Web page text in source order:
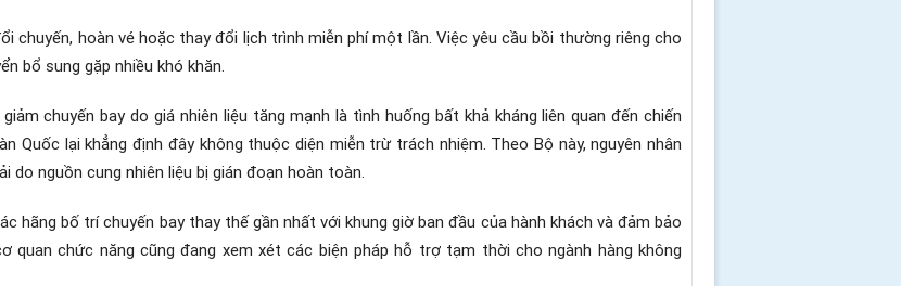
chuyến, hoàn vé hoặc thay đổi lịch trình miễn phí một lần. Việc yêu cầu bồi thường riêng cho
bổ sung gặp nhiều khó khăn.
chuyến bay do giá nhiên liệu tăng mạnh là tình huống bất khả kháng liên quan đến chiến
Quốc lại khẳng định đây không thuộc diện miễn trừ trách nhiệm. Theo Bộ này, nguyên nhân
do nguồn cung nhiên liệu bị gián đoạn hoàn toàn.
hãng bố trí chuyến bay thay thế gần nhất với khung giờ ban đầu của hành khách và đảm bảo
quan chức năng cũng đang xem xét các biện pháp hỗ trợ tạm thời cho ngành hàng không